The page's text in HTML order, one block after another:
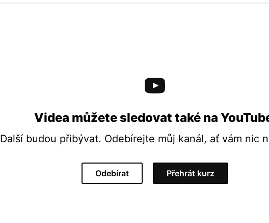
Videa můžete sledovat také na
Další budou přibývat. Odebírejte můj kanál, ať vám nic
Odebírat Přehrát kurz